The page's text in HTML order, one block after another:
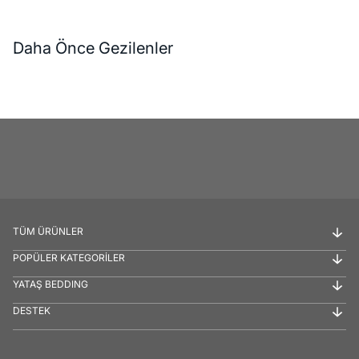
Daha Önce Gezilenler
TÜM ÜRÜNLER
POPÜLER KATEGORİLER
YATAŞ BEDDING
DESTEK